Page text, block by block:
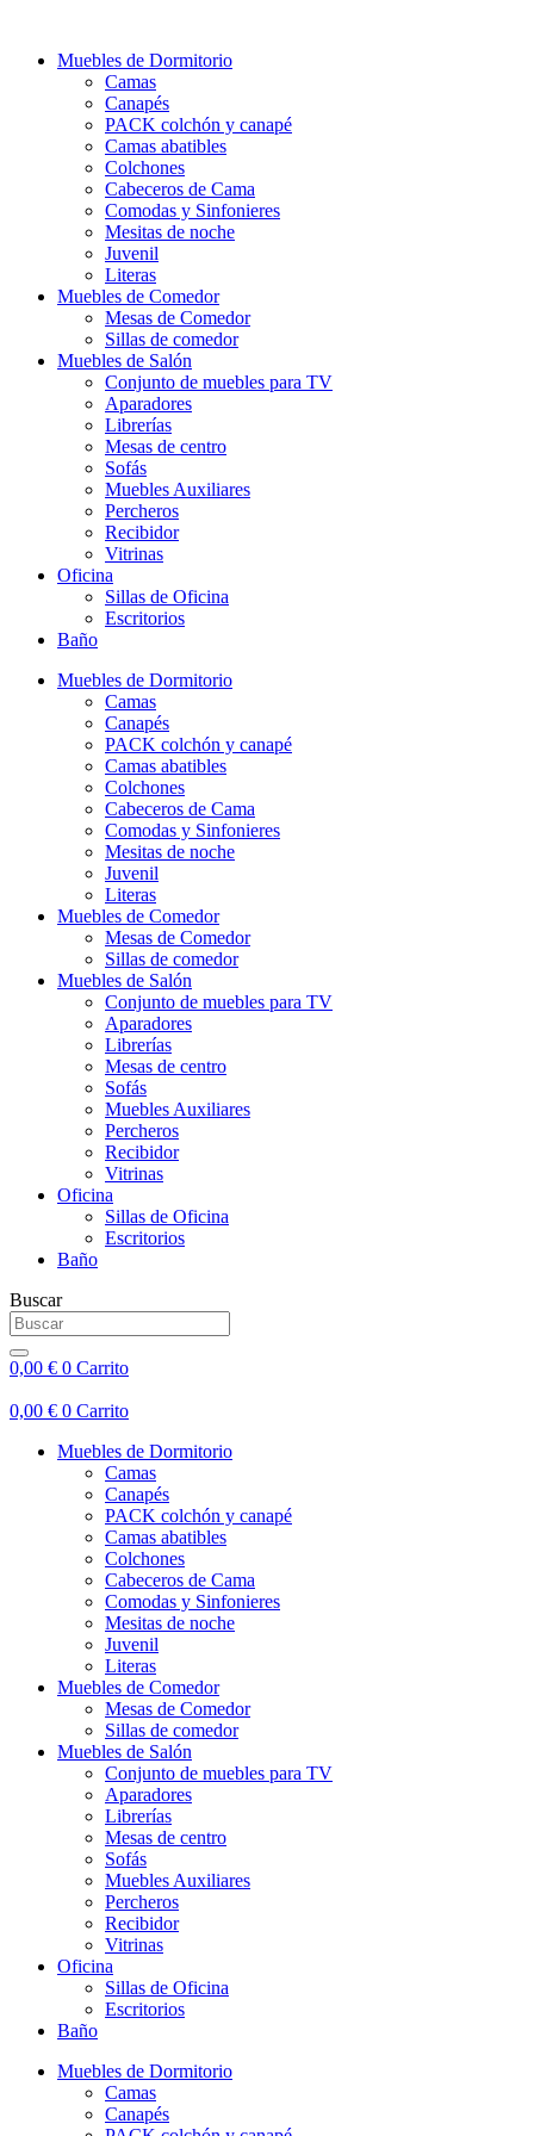
contenidoMuebles de Dormitorio
Camas
Canapés
PACK colchón y canapé
Camas abatibles
Colchones
Cabeceros de Cama
Comodas y Sinfonieres
Mesitas de noche
Juvenil
Literas
Muebles de Comedor
Mesas de Comedor
Sillas de comedor
Muebles de Salón
Conjunto de muebles para TV
Aparadores
Librerías
Mesas de centro
Sofás
Muebles Auxiliares
Percheros
Recibidor
Vitrinas
Oficina
Sillas de Oficina
Escritorios
Baño
Muebles de Dormitorio
Camas
Canapés
PACK colchón y canapé
Camas abatibles
Colchones
Cabeceros de Cama
Comodas y Sinfonieres
Mesitas de noche
Juvenil
Literas
Muebles de Comedor
Mesas de Comedor
Sillas de comedor
Muebles de Salón
Conjunto de muebles para TV
Aparadores
Librerías
Mesas de centro
Sofás
Muebles Auxiliares
Percheros
Recibidor
Vitrinas
Oficina
Sillas de Oficina
Escritorios
Baño
Buscar
0,00 € 0 Carrito
0,00 € 0 Carrito
Muebles de Dormitorio
Camas
Canapés
PACK colchón y canapé
Camas abatibles
Colchones
Cabeceros de Cama
Comodas y Sinfonieres
Mesitas de noche
Juvenil
Literas
Muebles de Comedor
Mesas de Comedor
Sillas de comedor
Muebles de Salón
Conjunto de muebles para TV
Aparadores
Librerías
Mesas de centro
Sofás
Muebles Auxiliares
Percheros
Recibidor
Vitrinas
Oficina
Sillas de Oficina
Escritorios
Baño
Muebles de Dormitorio
Camas
Canapés